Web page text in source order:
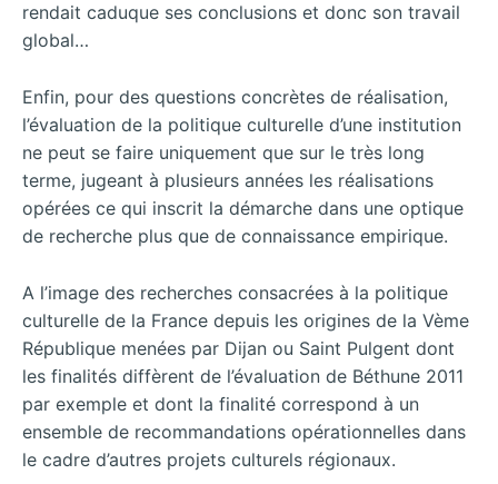
rendait caduque ses conclusions et donc son travail
global…
Enfin, pour des questions concrètes de réalisation,
l’évaluation de la politique culturelle d’une institution
ne peut se faire uniquement que sur le très long
terme, jugeant à plusieurs années les réalisations
opérées ce qui inscrit la démarche dans une optique
de recherche plus que de connaissance empirique.
A l’image des recherches consacrées à la politique
culturelle de la France depuis les origines de la Vème
République menées par Dijan ou Saint Pulgent dont
les finalités diffèrent de l’évaluation de Béthune 2011
par exemple et dont la finalité correspond à un
ensemble de recommandations opérationnelles dans
le cadre d’autres projets culturels régionaux.